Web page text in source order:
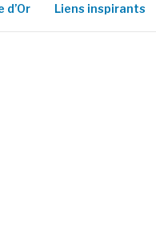
d’Or Liens inspirants